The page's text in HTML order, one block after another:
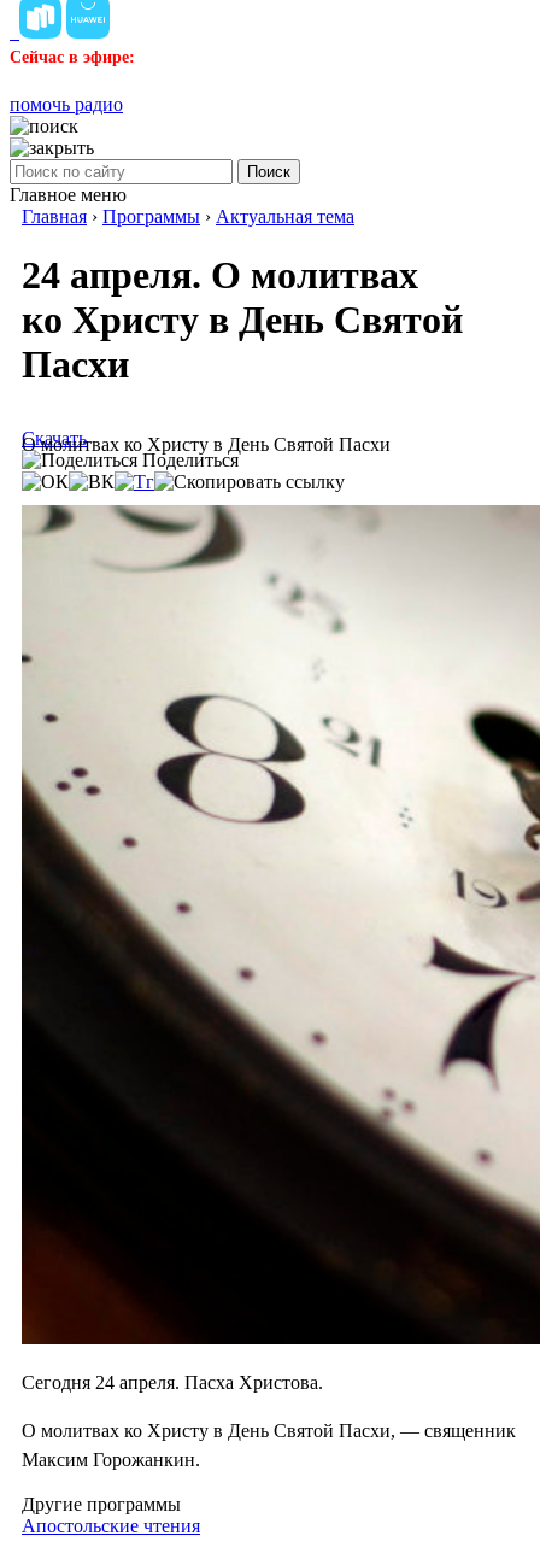
Сейчас в эфире:
помочь радио
Поиск
Главное меню
Главная › Программы › Актуальная тема
24 апреля. О молитвах
ко Христу в День Святой
Пасхи
О молитвах ко Христу в День Святой Пасхи
Скачать
Поделиться
Сегодня 24 апреля. Пасха Христова.
О молитвах ко Христу в День Святой Пасхи, — священник
Максим Горожанкин.
Другие программы
Апостольские чтения